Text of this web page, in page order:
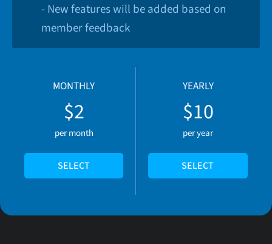
- New features will be added based on
member feedback
MONTHLY
$2
per month
SELECT
YEARLY
$10
per year
SELECT